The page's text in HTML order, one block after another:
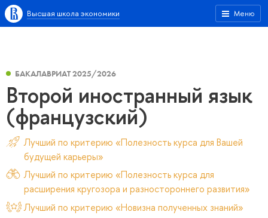
Меню
Высшая школа экономики
БАКАЛАВРИАТ 2025/2026
Второй иностранный язык
(французский)
Лучший по критерию «Полезность курса для Вашей
будущей карьеры»
Лучший по критерию «Полезность курса для
расширения кругозора и разностороннего развития»
Лучший по критерию «Новизна полученных знаний»